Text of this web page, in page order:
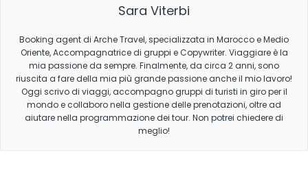
Sara Viterbi
Booking agent di Arche Travel, specializzata in Marocco e Medio
Oriente, Accompagnatrice di gruppi e Copywriter. Viaggiare è la
mia passione da sempre. Finalmente, da circa 2 anni, sono
riuscita a fare della mia più grande passione anche il mio lavoro!
Oggi scrivo di viaggi, accompagno gruppi di turisti in giro per il
mondo e collaboro nella gestione delle prenotazioni, oltre ad
aiutare nella programmazione dei tour. Non potrei chiedere di
meglio!